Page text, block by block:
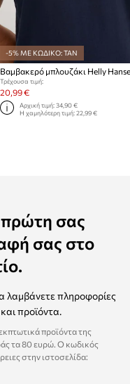
-5% ΜΕ ΚΩΔΙΚΟ: TAN
Βαμβακερό μπλουζάκι Helly
Τρέχουσα τιμή:
20,99 €
Αρχική τιμή:34,90 €
Η χαμηλότερη τιμή:22,99 €
σας
σας στο
λαμβάνετε πληροφορίες
προϊόντα.
προϊόντα της
τα 80 ευρώ. Ο κωδικός
στην ιστοσελίδα: